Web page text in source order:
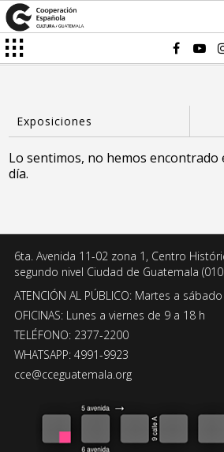
Lo sentimos, no hemos encontrado
día.
6ta. Avenida 11-02 zona 1, Centro
segundo nivel Ciudad de Guatemala
ATENCIÓN AL PÚBLICO: Martes a
OFICINAS: Lunes a viernes de 9 a 18 h
TELÉFONO: 2377-2200
WHATSAPP: 4991-9923
cce@cceguatemala.org